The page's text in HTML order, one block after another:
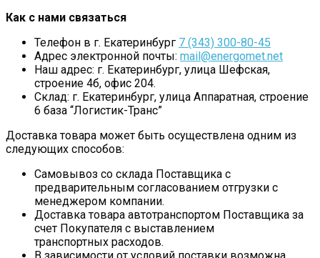
Как с нами связаться
Телефон в г. Екатеринбург 7 (343) 300-80-45
Адрес электронной почты: mail@energomet.net
Наш адрес: г. Екатеринбург, улица Шефская,
строение 4б, офис 204.
Склад: г. Екатеринбург, улица Аппаратная, строение
6 база “Логистик-Транс”
Доставка товара может быть осуществлена одним из
следующих способов:
Самовывоз со склада Поставщика с
предварительным согласованием отгрузки с
менеджером компании.
Доставка товара автотранспортом Поставщика за
счет Покупателя с выставлением
транспортных расходов.
В зависимости от условий поставки возможна